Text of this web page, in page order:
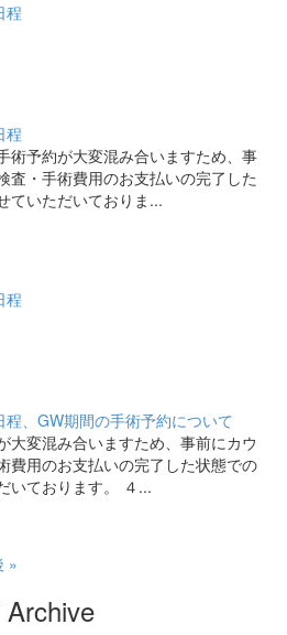
程
程
術予約が大変混み合いますため、事
査・手術費用のお支払いの完了した
ていただいておりま...
程
、GW期間の手術予約について
大変混み合いますため、事前にカウ
費用のお支払いの完了した状態での
いております。 ４...
»
Archive